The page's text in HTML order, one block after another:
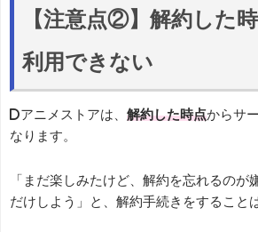
【注意点②】解約した
利用できない
dアニメストアは、 解約した時点からサ
なります。
「まだ楽しみたけど、解約を忘れるのが
だけしよう」と、解約手続きをすること